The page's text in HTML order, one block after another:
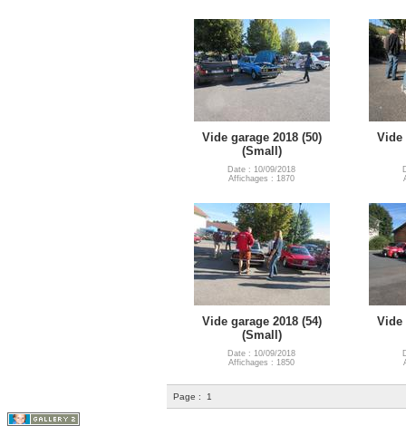
Vide garage 2018 (50)
(Small)
Date : 10/09/2018
Affichages : 1870
Vide
Vide garage 2018 (54)
(Small)
Date : 10/09/2018
Affichages : 1850
Vide
Page : 1